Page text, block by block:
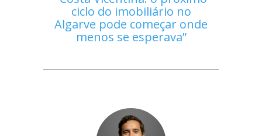
ciclo do imobiliário no
Algarve pode começar onde
menos se esperava